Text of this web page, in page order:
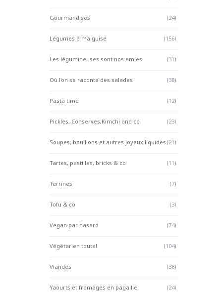
Gourmandises (24)
Légumes à ma guise (156)
Les légumineuses sont nos amies (31)
Où l'on se raconte des salades (38)
Pasta time (12)
Pickles, Conserves,Kimchi and co (23)
Soupes, bouillons et autres joyeux liquides (21)
Tartes, pastillas, bricks & co (11)
Terrines (7)
Tofu & co (3)
Vegan par hasard (74)
Végétarien toute! (104)
Viandes (36)
Yaourts et fromages en pagaille (24)